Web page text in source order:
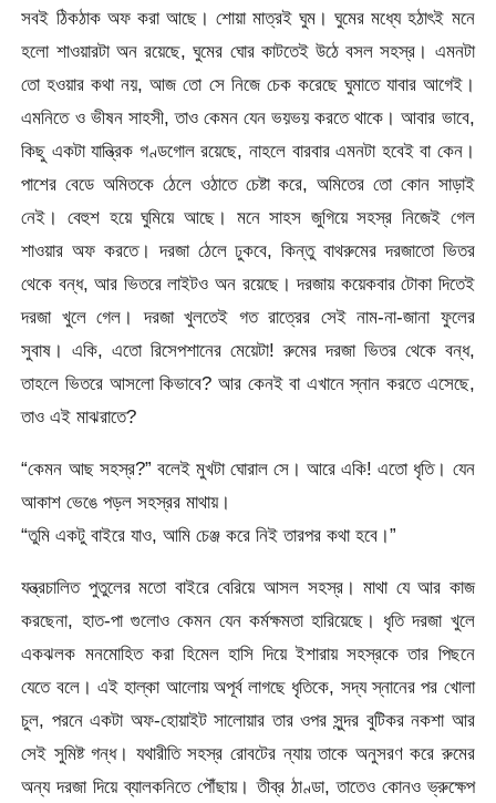
সবই ঠিকঠাক অফ করা আছে। শোয়া মাত্রই ঘুম। ঘুমের মধ্যে হঠাৎই মনে
হলো শাওয়ারটা অন রয়েছে, ঘুমের ঘোর কাটতেই উঠে বসল সহস্র। এমনটা
তো হওয়ার কথা নয়, আজ তো সে নিজে চেক করেছে ঘুমাতে যাবার আগেই।
এমনিতে ও ভীষন সাহসী, তাও কেমন যেন ভয়ভয় করতে থাকে। আবার ভাবে,
কিছু একটা যান্ত্রিক গণ্ডগোল রয়েছে, নাহলে বারবার এমনটা হবেই বা কেন।
পাশের বেডে অমিতকে ঠেলে ওঠাতে চেষ্টা করে, অমিতের তো কোন সাড়াই
নেই। বেহুশ হয়ে ঘুমিয়ে আছে। মনে সাহস জুগিয়ে সহস্র নিজেই গেল
শাওয়ার অফ করতে। দরজা ঠেলে ঢুকবে, কিন্তু বাথরুমের দরজাতো ভিতর
থেকে বন্ধ, আর ভিতরে লাইটও অন রয়েছে। দরজায় কয়েকবার টোকা দিতেই
দরজা খুলে গেল। দরজা খুলতেই গত রাত্রের সেই নাম-না-জানা ফুলের
সুবাষ। একি, এতো রিসেপশানের মেয়েটা! রুমের দরজা ভিতর থেকে বন্ধ,
তাহলে ভিতরে আসলো কিভাবে? আর কেনই বা এখানে স্নান করতে এসেছে,
তাও এই মাঝরাতে?
“কেমন আছ সহস্র?” বলেই মুখটা ঘোরাল সে। আরে একি! এতো ধৃতি। যেন
আকাশ ভেঙে পড়ল সহস্রর মাথায়।
“তুমি একটু বাইরে যাও, আমি চেঞ্জ করে নিই তারপর কথা হবে।”
যন্ত্রচালিত পুতুলের মতো বাইরে বেরিয়ে আসল সহস্র। মাথা যে আর কাজ
করছেনা, হাত-পা গুলোও কেমন যেন কর্মক্ষমতা হারিয়েছে। ধৃতি দরজা খুলে
একঝলক মনমোহিত করা হিমেল হাসি দিয়ে ইশারায় সহস্রকে তার পিছনে
যেতে বলে। এই হাল্কা আলোয় অপূর্ব লাগছে ধৃতিকে, সদ্য স্নানের পর খোলা
চুল, পরনে একটা অফ-হোয়াইট সালোয়ার তার ওপর সুন্দর বুটিকর নকশা আর
সেই সুমিষ্ট গন্ধ। যথারীতি সহস্র রোবটের ন্যায় তাকে অনুসরণ করে রুমের
অন্য দরজা দিয়ে ব্যালকনিতে পৌঁছায়। তীব্র ঠাণ্ডা, তাতেও কোনও ভ্রুক্ষেপ